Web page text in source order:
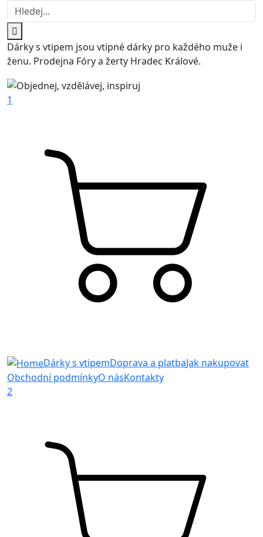
Dárky s vtipem jsou vtipné dárky pro každého muže i
ženu. Prodejna Fóry a žerty Hradec Králové.
1
Dárky s vtipemDoprava a platbaJak nakupovat
Obchodní podmínkyO násKontakty
2